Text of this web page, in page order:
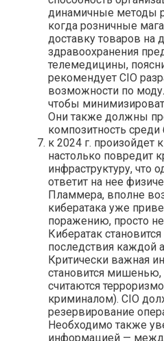
динамичные методы
когда розничные
доставку товаров на
здравоохранения
телемедицины,
рекомендует CIO
возможности по
чтобы
Они также должны
композитность
к 2024 г. произойдет
настолько повредит
инфраструктуру, что
ответит на нее
Пламмера, вполне
кибератака уже
поражению, просто
Кибератак
последствия каждой
Критически важная
становится мишенью,
считаются
криминалом). CIO
резервирование
Необходимо также
информацией —